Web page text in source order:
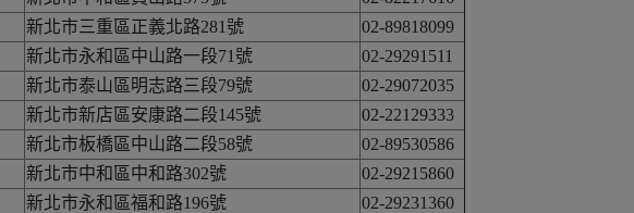
新北市三重區正義北路281號
02-89818099
新北市永和區中山路一段71號
02-29291511
新北市泰山區明志路三段79號
02-29072035
新北市新店區安康路二段145號
02-22129333
新北市板橋區中山路二段58號
02-89530586
新北市中和區中和路302號
02-29215860
新北市永和區福和路196號
02-29231360